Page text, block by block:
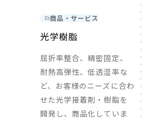
商品・サービス
光学樹脂
屈折率整合、精密固定、
耐熱高弾性、低透湿率な
ど、お客様のニーズに合わ
せた光学接着剤・樹脂を
開発し、商品化していま